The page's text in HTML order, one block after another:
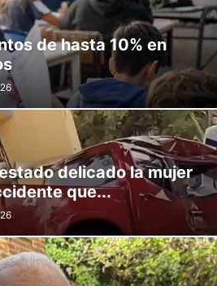
de hasta 10% en
delicado la mujer
que...